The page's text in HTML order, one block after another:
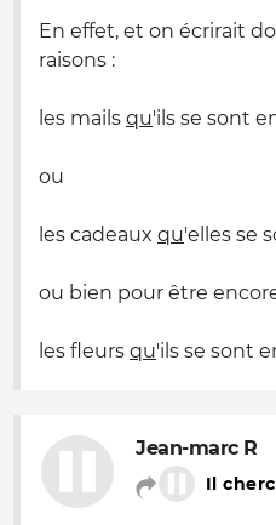
En effet, et on écrirait
raisons :
les mails qu'ils se sont
ou
les cadeaux qu'elles se
ou bien pour être
les fleurs qu'ils se sont
Jean-marc R
Il